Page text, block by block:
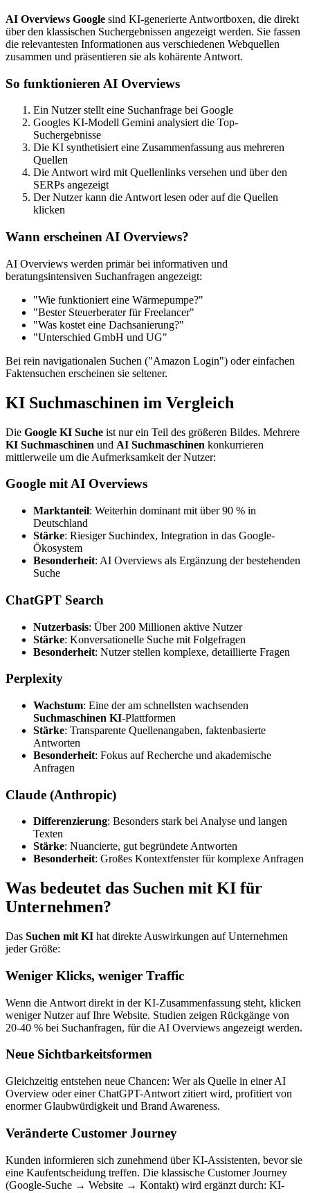
AI Overviews Google sind KI-generierte Antwortboxen, die direkt
über den klassischen Suchergebnissen angezeigt werden. Sie fassen
die relevantesten Informationen aus verschiedenen Webquellen
zusammen und präsentieren sie als kohärente Antwort.
So funktionieren AI Overviews
Ein Nutzer stellt eine Suchanfrage bei Google
Googles KI-Modell Gemini analysiert die Top-
Suchergebnisse
Die KI synthetisiert eine Zusammenfassung aus mehreren
Quellen
Die Antwort wird mit Quellenlinks versehen und über den
SERPs angezeigt
Der Nutzer kann die Antwort lesen oder auf die Quellen
klicken
Wann erscheinen AI Overviews?
AI Overviews werden primär bei informativen und
beratungsintensiven Suchanfragen angezeigt:
"Wie funktioniert eine Wärmepumpe?"
"Bester Steuerberater für Freelancer"
"Was kostet eine Dachsanierung?"
"Unterschied GmbH und UG"
Bei rein navigationalen Suchen ("Amazon Login") oder einfachen
Faktensuchen erscheinen sie seltener.
KI Suchmaschinen im Vergleich
Die Google KI Suche ist nur ein Teil des größeren Bildes. Mehrere
KI Suchmaschinen und AI Suchmaschinen konkurrieren
mittlerweile um die Aufmerksamkeit der Nutzer:
Google mit AI Overviews
Marktanteil: Weiterhin dominant mit über 90 % in
Deutschland
Stärke: Riesiger Suchindex, Integration in das Google-
Ökosystem
Besonderheit: AI Overviews als Ergänzung der bestehenden
Suche
ChatGPT Search
Nutzerbasis: Über 200 Millionen aktive Nutzer
Stärke: Konversationelle Suche mit Folgefragen
Besonderheit: Nutzer stellen komplexe, detaillierte Fragen
Perplexity
Wachstum: Eine der am schnellsten wachsenden
Suchmaschinen KI-Plattformen
Stärke: Transparente Quellenangaben, faktenbasierte
Antworten
Besonderheit: Fokus auf Recherche und akademische
Anfragen
Claude (Anthropic)
Differenzierung: Besonders stark bei Analyse und langen
Texten
Stärke: Nuancierte, gut begründete Antworten
Besonderheit: Großes Kontextfenster für komplexe Anfragen
Was bedeutet das Suchen mit KI für
Unternehmen?
Das Suchen mit KI hat direkte Auswirkungen auf Unternehmen
jeder Größe:
Weniger Klicks, weniger Traffic
Wenn die Antwort direkt in der KI-Zusammenfassung steht, klicken
weniger Nutzer auf Ihre Website. Studien zeigen Rückgänge von
20-40 % bei Suchanfragen, für die AI Overviews angezeigt werden.
Neue Sichtbarkeitsformen
Gleichzeitig entstehen neue Chancen: Wer als Quelle in einer AI
Overview oder einer ChatGPT-Antwort zitiert wird, profitiert von
enormer Glaubwürdigkeit und Brand Awareness.
Veränderte Customer Journey
Kunden informieren sich zunehmend über KI-Assistenten, bevor sie
eine Kaufentscheidung treffen. Die klassische Customer Journey
(Google-Suche → Website → Kontakt) wird ergänzt durch: KI-